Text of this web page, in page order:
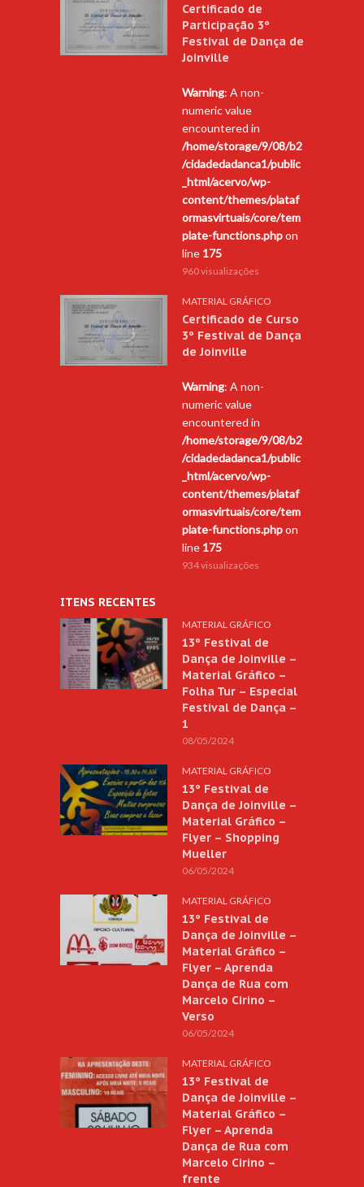
Certificado de
Participação 3º
Festival de Dança de
Joinville
Warning: A non-
numeric value
encountered in
/home/storage/9/08/b2
/cidadedadanca1/public
_html/acervo/wp-
content/themes/plataf
ormasvirtuais/core/tem
plate-functions.phpon
line 175
960 visualizações
MATERIAL GRÁFICO
Certificado de Curso
3º Festival de Dança
de Joinville
Warning: A non-
numeric value
encountered in
/home/storage/9/08/b2
/cidadedadanca1/public
_html/acervo/wp-
content/themes/plataf
ormasvirtuais/core/tem
plate-functions.phpon
line 175
934 visualizações
ITENS RECENTES
MATERIAL GRÁFICO
13º Festival de
Dança de Joinville –
Material Gráfico –
Folha Tur – Especial
Festival de Dança –
1
08/05/2024
MATERIAL GRÁFICO
13º Festival de
Dança de Joinville –
Material Gráfico –
Flyer – Shopping
Mueller
06/05/2024
MATERIAL GRÁFICO
13º Festival de
Dança de Joinville –
Material Gráfico –
Flyer – Aprenda
Dança de Rua com
Marcelo Cirino –
Verso
06/05/2024
MATERIAL GRÁFICO
13º Festival de
Dança de Joinville –
Material Gráfico –
Flyer – Aprenda
Dança de Rua com
Marcelo Cirino –
frente